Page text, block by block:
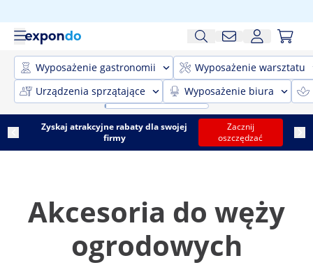
Wyposażenie gastronomii
Wyposażenie warsztatu
Urządzenia sprzątające
Wyposażenie biura
Zyskaj atrakcyjne rabaty dla swojej
firmy
Zacznij
oszczędzać
Akcesoria do węży
ogrodowych